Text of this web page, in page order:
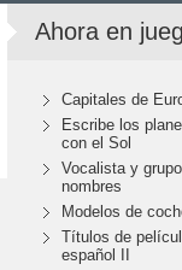
Ahora en
Capitales de
Escribe los
con el Sol
Vocalista y
nombres
Modelos de
Títulos de
español II